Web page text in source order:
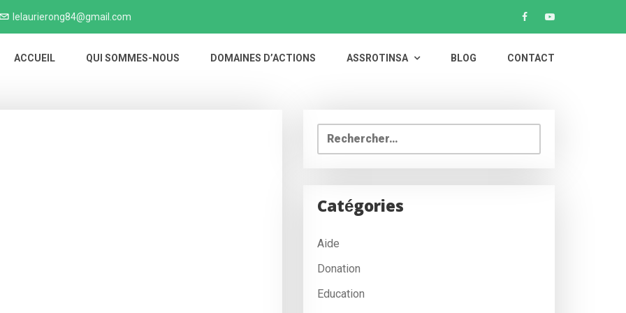
lelaurierong84@gmail.com
ACCUEIL QUI SOMMES-NOUS DOMAINES D’ACTIONS ASSROTINSA BLOG CONTACT
Rechercher :
Catégories
Aide
Donation
Education